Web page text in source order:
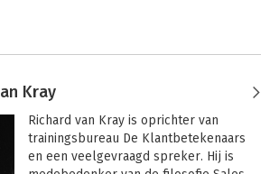
Kray
Richard van Kray is oprichter van
trainingsbureau De Klantbetekenaars
en een veelgevraagd spreker. Hij is